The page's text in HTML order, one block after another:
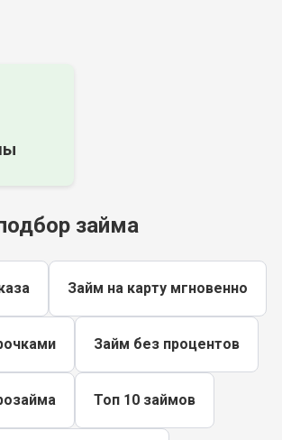
займа
Займ на карту мгновенно
Займ без процентов
Топ 10 займов